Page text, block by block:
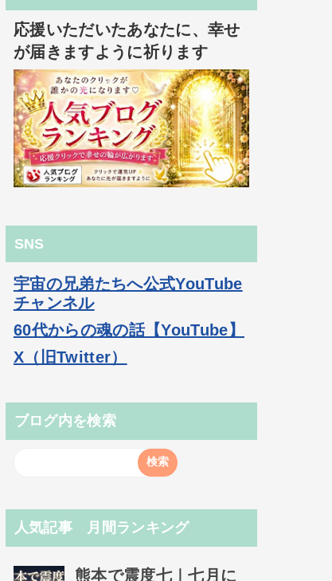
応援いただいたあなたに、幸せ
が届きますように祈ります
SNS
宇宙の兄弟たちへ公式YouTube
チャンネル
60代からの魂の話【YouTube】
X（旧Twitter）
ブログ内を検索
人気記事 月間ランキング
熊本で震度七｜七月に